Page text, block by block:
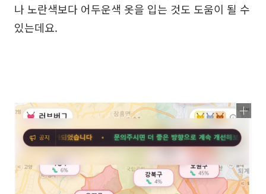
나 노란색보다 어두운색 옷을 입는 것도 도움이 될 수
있는데요.